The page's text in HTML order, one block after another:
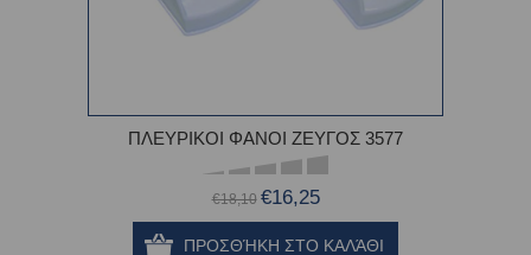
ΠΛΕΥΡΙΚΟΙ ΦΑΝΟΙ ΖΕΥΓΟΣ 3577
€18,10 €16,25